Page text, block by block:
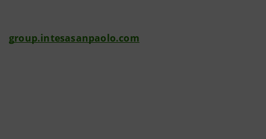
group.intesasanpaolo.com